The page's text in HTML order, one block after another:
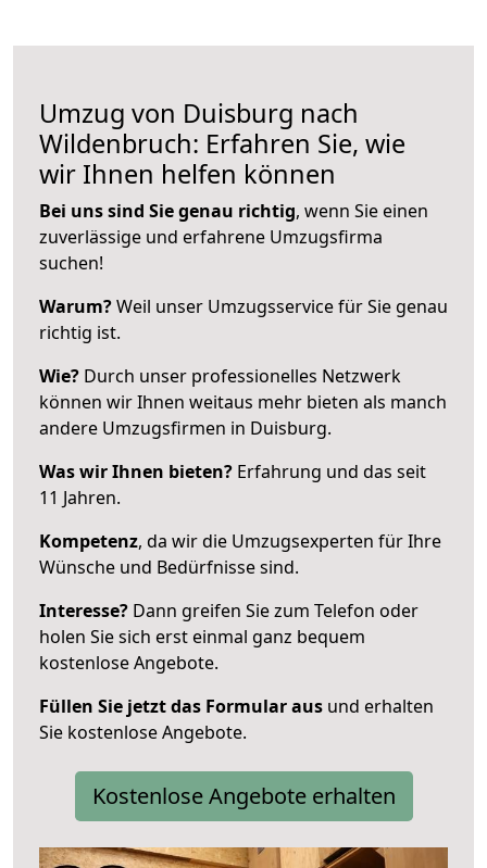
Umzug von Duisburg nach
Wildenbruch: Erfahren Sie, wie
wir Ihnen helfen können
Bei uns sind Sie genau richtig, wenn Sie einen
zuverlässige und erfahrene Umzugsfirma
suchen!
Warum?Weil unser Umzugsservice für Sie genau
richtig ist.
Wie? Durch unser professionelles Netzwerk
können wir Ihnen weitaus mehr bieten als manch
andere Umzugsfirmen in Duisburg.
Was wir Ihnen bieten? Erfahrung und das seit
11 Jahren.
Kompetenz, da wir die Umzugsexperten für Ihre
Wünsche und Bedürfnisse sind.
Interesse? Dann greifen Sie zum Telefon oder
holen Sie sich erst einmal ganz bequem
kostenlose Angebote.
Füllen Sie jetzt das Formular aus und erhalten
Sie kostenlose Angebote.
Kostenlose Angebote erhalten